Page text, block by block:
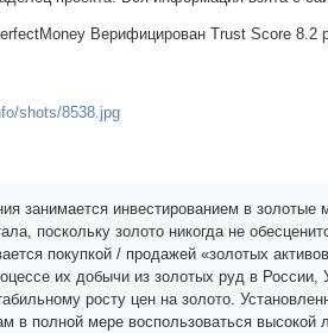
Верифицирован Trust Score 8.2
занимается инвестированием в
поскольку золото никогда не
покупкой / продажей «золотых
их добычи из золотых руд в
росту цен на золото.
в полной мере воспользоваться высокой